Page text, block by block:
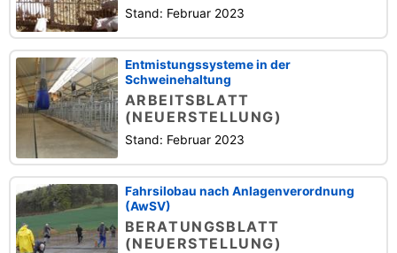
Stand: Februar 2023
Entmistungssysteme in der
Schweinehaltung
ARBEITSBLATT
(NEUERSTELLUNG)
Stand: Februar 2023
Fahrsilobau nach Anlagenverordnung
(AwSV)
BERATUNGSBLATT
(NEUERSTELLUNG)